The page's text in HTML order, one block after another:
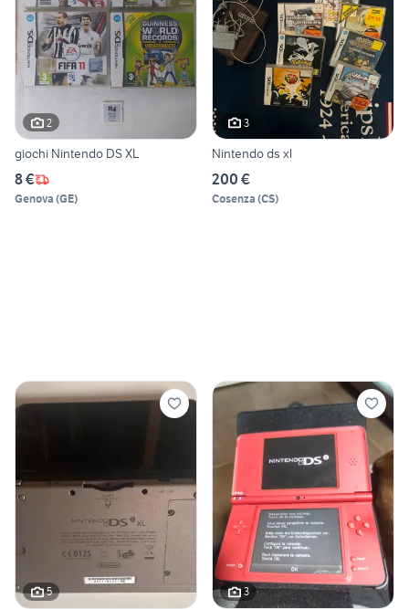
2
giochi Nintendo DS XL
8 €
Genova (GE)
3
Nintendo ds xl
200 €
Cosenza (CS)
5 3